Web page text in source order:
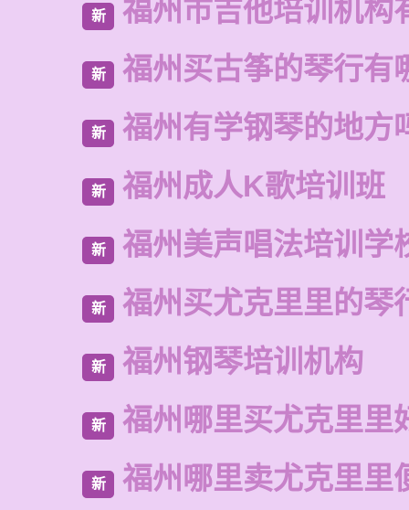
新 福州市吉他培训机构
新 福州买古筝的琴行有
新 福州有学钢琴的地方
新 福州成人K歌培训班
新 福州美声唱法培训学
新 福州买尤克里里的琴
新 福州钢琴培训机构
新 福州哪里买尤克里里
新 福州哪里卖尤克里里